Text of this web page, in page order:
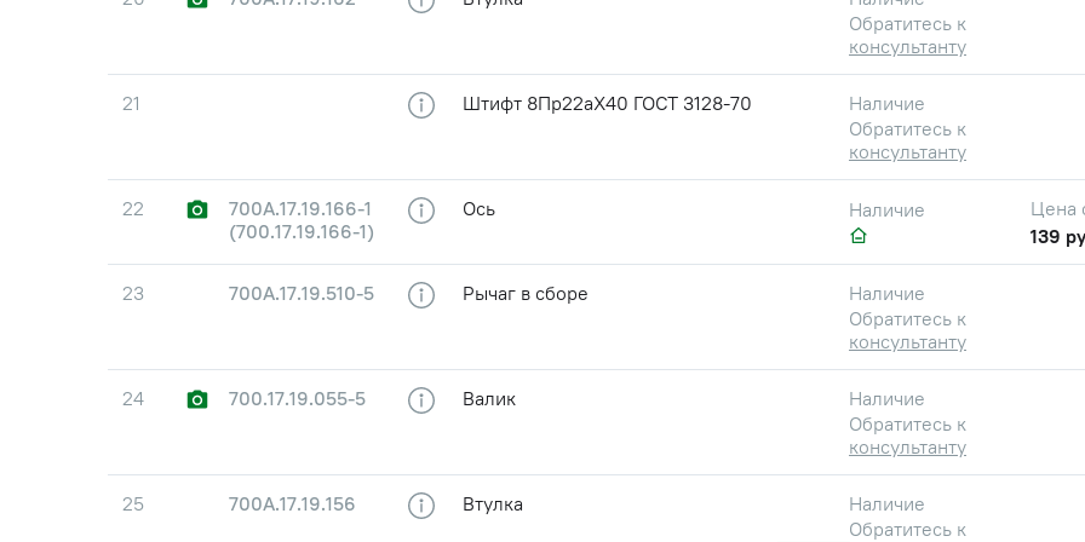
Обратитесь к
консультанту
21 Штифт 8Пр22аX40 ГОСТ 3128-70
Наличие
Обратитесь к
консультанту
22
700А.17.19.166-1
(700.17.19.166-1)
Ось Наличие
Цена
139
23 700А.17.19.510-5 Рычаг в сборе
Наличие
Обратитесь к
консультанту
24 700.17.19.055-5 Валик
Наличие
Обратитесь к
консультанту
25 700А.17.19.156 Втулка
Наличие
Обратитесь к